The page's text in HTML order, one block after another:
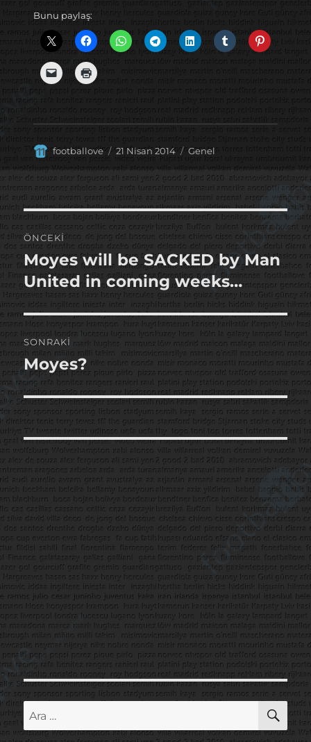
Bunu paylaş:
Yazar
footballove
Yayın
tarihi
21 Nisan 2014 Kategoriler
Genel
Yazı
gezinmesi
ÖNCEKI
Önceki
yazı:
Moyes will be SACKED by Man
United in coming weeks…
SONRAKI
Sonraki
yazı:
Moyes?
Ara: